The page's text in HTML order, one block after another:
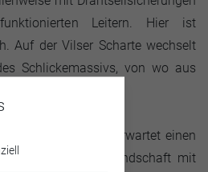
Leitern. Hier ist
Auf der Vilser Scharte wechselt
Schlickemassivs, von wo aus
Gipfel erreicht.
Großen Schlicke erwartet einen
die umliegende Landschaft mit